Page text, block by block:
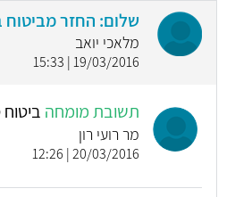
שלום: החזר מביטוח
מלאכי יואב
19/03/2016 | 15:33
תשובת מומחה ביטוח
מר רועי רון
20/03/2016 | 12:26